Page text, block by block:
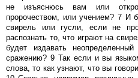
не изъяснюсь вам или
пророчеством, или учением? 7 И
свирель или гусли, если не
распознать то, что играют на
будет издавать
сражению? 9 Так если и вы
слова, то как узнают, что вы